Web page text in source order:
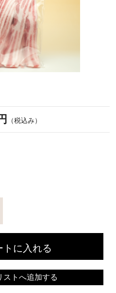
（税込み）
トに入れる
ストへ追加する